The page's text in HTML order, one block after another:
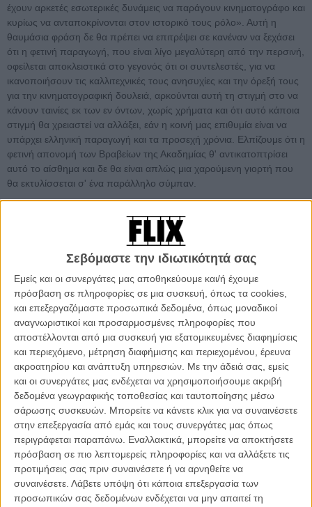
Σεβόμαστε την ιδιωτικότητά σας
Εμείς και οι συνεργάτες μας αποθηκεύουμε και/ή έχουμε
πρόσβαση σε πληροφορίες σε μια συσκευή, όπως τα cookies,
και επεξεργαζόμαστε προσωπικά δεδομένα, όπως μοναδικοί
αναγνωριστικοί και προσαρμοσμένες πληροφορίες που
αποστέλλονται από μια συσκευή για εξατομικευμένες διαφημίσεις
και περιεχόμενο, μέτρηση διαφήμισης και περιεχομένου, έρευνα
ακροατηρίου και ανάπτυξη υπηρεσιών. Με την άδειά σας, εμείς
και οι συνεργάτες μας ενδέχεται να χρησιμοποιήσουμε ακριβή
δεδομένα γεωγραφικής τοποθεσίας και ταυτοποίησης μέσω
σάρωσης συσκευών. Μπορείτε να κάνετε κλικ για να συναινέσετε
στην επεξεργασία από εμάς και τους συνεργάτες μας όπως
περιγράφεται παραπάνω. Εναλλακτικά, μπορείτε να αποκτήσετε
πρόσβαση σε πιο λεπτομερείς πληροφορίες και να αλλάξετε τις
προτιμήσεις σας πριν συναινέσετε ή να αρνηθείτε να
συναινέσετε. Λάβετε υπόψη ότι κάποια επεξεργασία των
προσωπικών σας δεδομένων ενδέχεται να μην απαιτεί τη
έχουν αρκετές εσωτερικές δυνάμεις να παράγουν κινηματογράφο και
κυρίως να ανταποκρίνονται στον ιστορικό τους ρόλο». Αυτή η
θαυμάσια φράση δε θα πρέπει να επιτρέψει σε κανέναν να ξεχάσει
ότι η φετινή παραγωγή, που είναι λίγο μεγαλύτερη από την περσινή,
οφείλεται αποκλειστικά στο γεγονός ότι οι συντελεστές, για να
ικανοποιήσουν τις καλλιτεχνικές τους ανησυχίες και την όρεξή τους
για την κινηματογραφική δουλειά, αρκούνται αυτή τη στιγμή στο να
κάνουν ταινίες εκ των εν όντων, χωρίς χρήματα και ότι αυτό κάποια
στιγμή θα χρειαστεί να αλλάξει, εάν η κοινή μας επιθυμία είναι να
υπάρχει ελληνική παραγωγή και τα προσεχή χρόνια. Ελπίζουμε ότι η
φετινή απονομή των Βραβείων της Ακαδημίας θ' αντικατοπτρίσει
αυτό το αίσθημα και δε θα είναι απλώς μια χαρούμενη γιορτή που
θα εκτυλίσσεται σ' ένα παράλληλο σύμπαν.
από τη μία πλευρά, για την απουσία των "Αλπεων" του Γιώργου
Λάνθιμου από τις κατηγορίες σκηνοθεσίας και καλύτερης ταινίας
καθώς και, από την άλλη, για την έντονη παρουσία των
με το κοινό στις αίθουσες. Οι ταινίες με τις περισσότερες
υποψηφιότητες (από 11), είναι ο "Αδικος Κόσμος" του Φίλιππου
Τσίτου και "Το Γάλα" του Γιώργου Σιούγα.
Βραβείο ειδικών εφφέ και κινηματογραφικής καινοτομίας:
Από την ταινία «Ο Ξεναγός»οι: Μαρία Kαραμάνου, Πηνελόπη
Τιτόνη και Παντελής Τσιαχρής
Από την ταινία«Η Πόλη των Παιδιών»οι: Γιώργος Αλαχούζος και
Αργύρης Αλαχούζος
Από την ταινία«Τρεις Μέρες Ευτυχίας»οι: 2/35 (Μάνος
Χαμηλάκης και Νίκος Μούτσελος)
Βραβείο μακιγιάζ